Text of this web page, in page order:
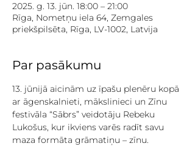
2025. g. 13. jūn. 18:00 – 21:00
Rīga, Nometņu iela 64, Zemgales
priekšpilsēta, Rīga, LV-1002, Latvija
Par pasākumu
13. jūnijā aicinām uz īpašu plenēru kopā
ar āgenskalnieti, mākslinieci un Zīnu
festivāla “Sābrs” veidotāju Rebeku
Lukošus, kur ikviens varēs radīt savu
maza formāta grāmatiņu – zīnu.